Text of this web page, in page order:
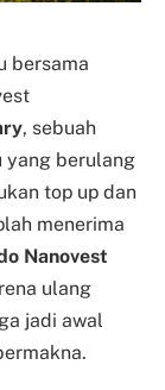
bersama
, sebuah
yang berulang
top up dan
menerima
Nanovest
ulang
jadi awal